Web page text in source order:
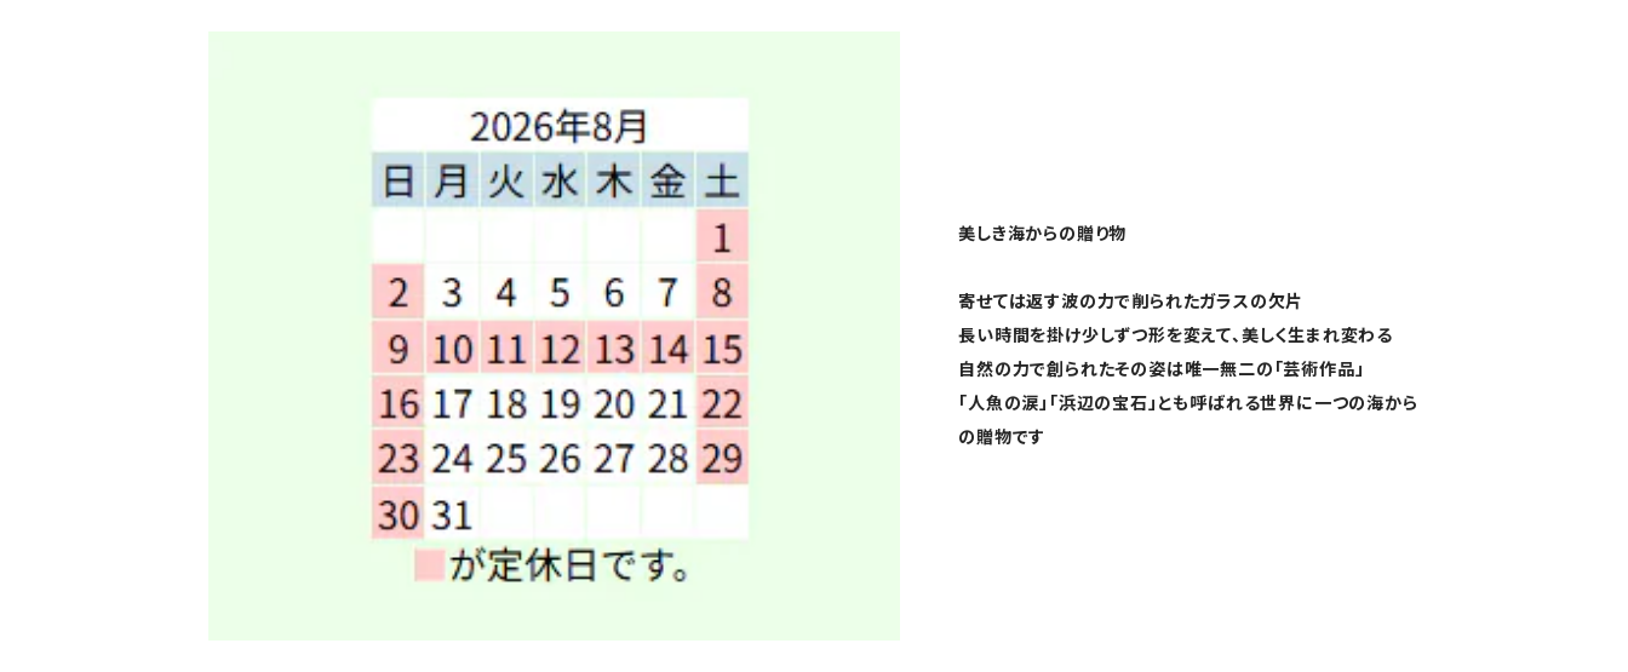
美しき海からの贈り物
寄せては返す波の力で削られたガラスの欠片
長い時間を掛け少しずつ形を変えて、美しく生まれ変わる
自然の力で創られたその姿は唯一無二の「芸術作品」
「人魚の涙」「浜辺の宝石」とも呼ばれる世界に一つの海から
の贈物です